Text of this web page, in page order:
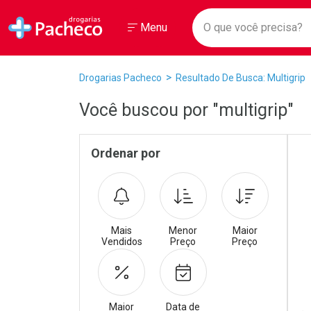
Drogarias Pacheco
Ir direto para a home
pela página
Ir direto para o conteúdo
Ir direto para a ajuda
Ir direto para a notificações
Ir direto para o carrinho
Ir direto para o menu
Faça a sua
O que você
Menu
Abrir ou Fechar
Menu
Breadcrumb
Drogarias Pacheco Resultado De Busca: Multigrip
Você buscou por "multigrip"
Promoções em Destaque
Sidebar
Ordenar por
Mais
Vendidos
Menor
Preço
Maior
Preço
Maior
Data de